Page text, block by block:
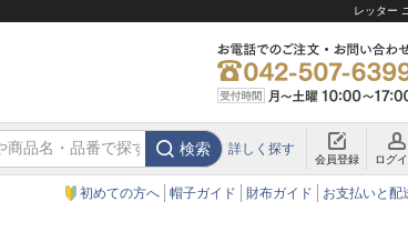
レッター
検索 詳しく探す
会員登録 ログ
初めての方へ 帽子ガイド 財布ガイド お支払いと配